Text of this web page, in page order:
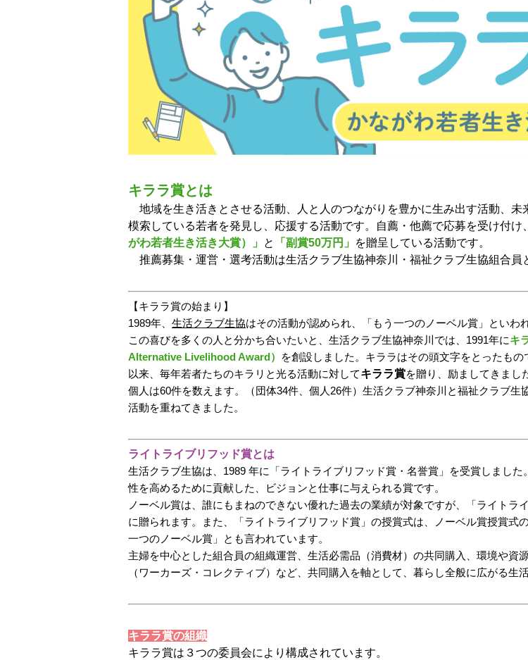
キララ賞とは
地域を生き活きとさせる活動、人と人のつながりを豊かに生み出す活動、
模索している若者を発見し、応援する活動です。自薦・他薦で応募を受け付
がわ若者生き活き大賞）」 と 「副賞50万円」 を贈呈している活動です。
推薦募集・運営・選考活動は生活クラブ生協神奈川・福祉クラブ生協組合員
【キララ賞の始まり】
1989年、 生活クラブ生協はその活動が認められ、「もう一つのノーベル賞」といわれ
この喜びを多くの人と分かち合いたいと、生活クラブ生協神奈川では、1991年にキ
Alternative Livelihood Award）
を創設しました。キララはその頭文字をとったもの
以来、毎年若者たちのキラリと光る活動に対してキララ賞を贈り、励ましてきまし
個人は60件を数えます。（団体34件、個人26件）生活クラブ神奈川と福祉クラブ
活動を重ねてきました。
ライトライブリフッド賞とは
生活クラブ生協は、1989 年に「ライトライブリフッド賞・名誉賞」を受賞しまし
性を高めるために貢献した、ビジョンと仕事に与えられる賞です。
ノーベル賞は、誰にもまねのできない優れた過去の業績が対象ですが、「ライト
に贈られます。また、「ライトライブリフッド賞」の授賞式は、ノーベル賞授賞式
一つのノーベル賞」とも言われています。
主婦を中心とした組合員の組織運営、生活必需品（消費材）の共同購入、環境や資
（ワーカーズ・コレクティブ）など、共同購入を軸として、暮らし全般に広がる生
キララ賞の組織
キララ賞は３つの委員会により構成されています。